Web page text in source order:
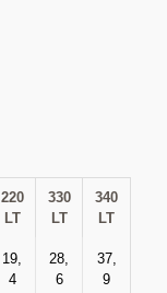
220
LT
330
LT
340
LT
19,
4
28,
6
37,
9